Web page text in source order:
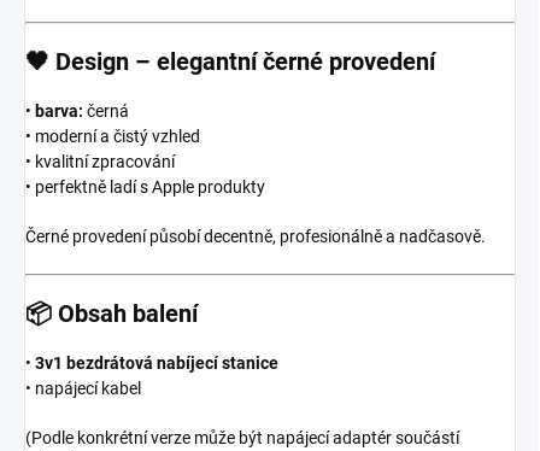
🖤 Design – elegantní černé provedení
• barva: černá
• moderní a čistý vzhled
• kvalitní zpracování
• perfektně ladí s Apple produkty
Černé provedení působí decentně, profesionálně a nadčasově.
📦 Obsah balení
• 3v1 bezdrátová nabíjecí stanice
• napájecí kabel
(Podle konkrétní verze může být napájecí adaptér součástí